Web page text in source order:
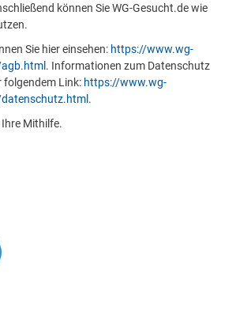
können Sie WG-Gesucht.de wie
Sie hier einsehen: https://www.wg-
. Informationen zum Datenschutz
folgendem Link: https://www.wg-
.
Mithilfe.